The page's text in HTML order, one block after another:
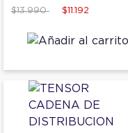
Price reduced from
$13.990to $11.192